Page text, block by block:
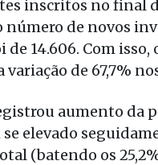
inscritos no final
número de novos
de 14.606. Com
variação de 67,7%
aumento
se elevado
(batendo os